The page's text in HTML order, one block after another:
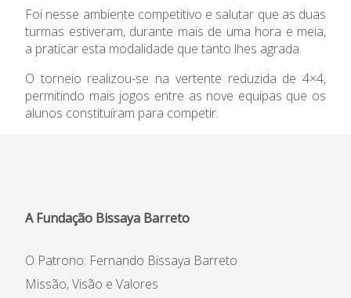
Jornal “O Coreto”
Privacidade
Ano Letivo
Admissão
Informações
Foi nesse ambiente competitivo e salutar que as duas
turmas estiveram, durante mais de uma hora e meia,
a praticar esta modalidade que tanto lhes agrada.
O torneio realizou-se na vertente reduzida de 4×4,
permitindo mais jogos entre as nove equipas que os
alunos constituíram para competir.
A Fundação Bissaya Barreto
O Patrono: Fernando Bissaya Barreto
Missão, Visão e Valores